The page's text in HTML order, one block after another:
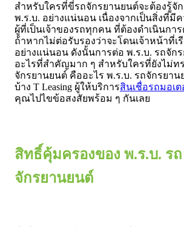
สำหรับใครที่ขี่รถจักรยานยนต์จะต้องรู้จัก
พ.ร.บ. อย่างแน่นอน เนื่องจากเป็นสิ่งที่มี
ผู้ที่เป็นเจ้าของรถทุกคน ที่ต้องดำเนินกา
ถ้าหากไม่ต่อรับรองว่าจะโดนเจ้าหน้าที่เ
อย่างแน่นอน ดังนั้นการต่อ พ.ร.บ. รถจัก
อะไรที่สำคัญมาก ๆ สำหรับใครที่ยังไม่ท
จักรยานยนต์ คืออะไร พ.ร.บ. รถจักรยาน
บ้าง T Leasing ผู้ให้บริการสินเชื่อรถมอเ
คุณไปไขข้อสงสัยพร้อม ๆ กันเลย
สิทธิ์คุ้มครองของ พ.ร.บ. รถ
จักรยานยนต์